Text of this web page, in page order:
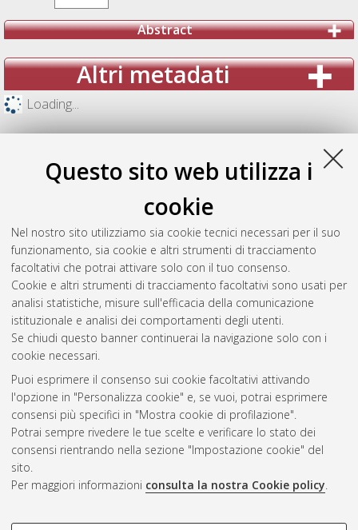
Questo sito web utilizza i
cookie
Nel nostro sito utilizziamo sia cookie tecnici necessari per il suo
funzionamento, sia cookie e altri strumenti di tracciamento
facoltativi che potrai attivare solo con il tuo consenso.
Cookie e altri strumenti di tracciamento facoltativi sono usati per
analisi statistiche, misure sull'efficacia della comunicazione
istituzionale e analisi dei comportamenti degli utenti.
Se chiudi questo banner continuerai la navigazione solo con i
cookie necessari.
Puoi esprimere il consenso sui cookie facoltativi attivando
l'opzione in "Personalizza cookie" e, se vuoi, potrai esprimere
consensi più specifici in "Mostra cookie di profilazione".
Potrai sempre rivedere le tue scelte e verificare lo stato dei
consensi rientrando nella sezione "Impostazione cookie" del
sito.
Per maggiori informazioni consulta la nostra Cookie policy.
Abstract
Altri metadati
Loading...
Gestione del documento:
Atom
Rss 1.0
Rss 2.0
AMS Laurea
Impostazioni Cookie